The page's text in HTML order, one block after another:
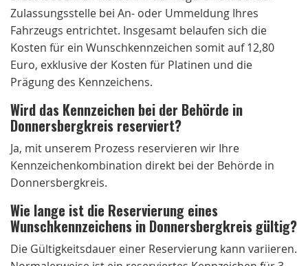
Zulassungsstelle bei An- oder Ummeldung Ihres
Fahrzeugs entrichtet. Insgesamt belaufen sich die
Kosten für ein Wunschkennzeichen somit auf 12,80
Euro, exklusive der Kosten für Platinen und die
Prägung des Kennzeichens.
Wird das Kennzeichen bei der Behörde in
Donnersbergkreis reserviert?
Ja, mit unserem Prozess reservieren wir Ihre
Kennzeichenkombination direkt bei der Behörde in
Donnersbergkreis.
Wie lange ist die Reservierung eines
Wunschkennzeichens in Donnersbergkreis gültig?
Die Gültigkeitsdauer einer Reservierung kann variieren.